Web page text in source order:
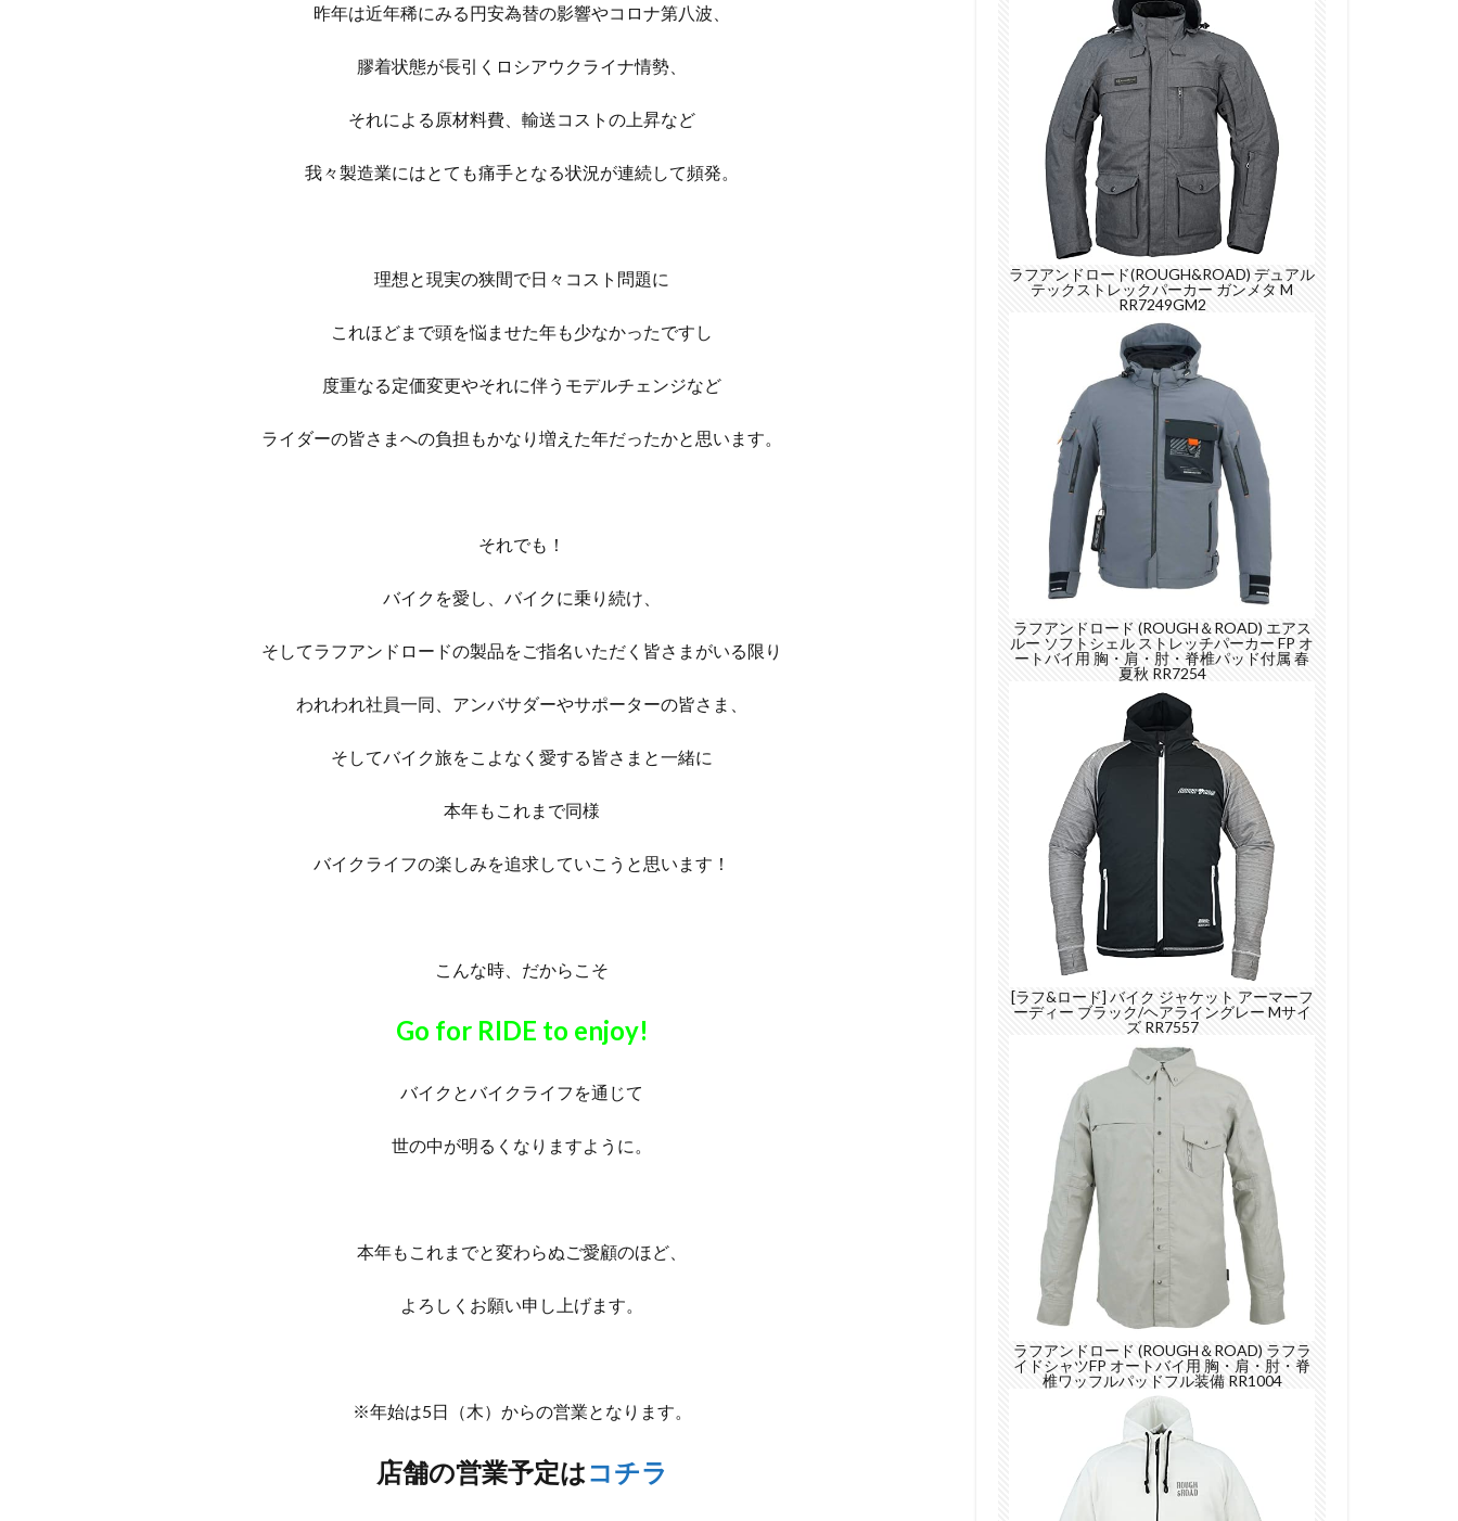
昨年は近年稀にみる円安為替の影響やコロナ第八波、
膠着状態が長引くロシアウクライナ情勢、
それによる原材料費、輸送コストの上昇など
我々製造業にはとても痛手となる状況が連続して頻発。
理想と現実の狭間で日々コスト問題に
これほどまで頭を悩ませた年も少なかったですし
度重なる定価変更やそれに伴うモデルチェンジなど
ライダーの皆さまへの負担もかなり増えた年だったかと思います。
それでも！
バイクを愛し、バイクに乗り続け、
そしてラフアンドロードの製品をご指名いただく皆さまがいる限り
われわれ社員一同、アンバサダーやサポーターの皆さま、
そしてバイク旅をこよなく愛する皆さまと一緒に
本年もこれまで同様
バイクライフの楽しみを追求していこうと思います！
こんな時、だからこそ
Go for RIDE to enjoy!
バイクとバイクライフを通じて
世の中が明るくなりますように。
本年もこれまでと変わらぬご愛顧のほど、
よろしくお願い申し上げます。
※年始は5日（木）からの営業となります。
店舗の営業予定はコチラ
ラフアンドロード(ROUGH&ROAD) デュアル
テックストレックパーカー ガンメタ M
RR7249GM2
ラフアンドロード (ROUGH＆ROAD) エアス
ルー ソフトシェル ストレッチパーカー FP オ
ートバイ用 胸・肩・肘・脊椎パッド付属 春
夏秋 RR7254
[ラフ&ロード] バイク ジャケット アーマーフ
ーディー ブラック/ヘアライングレー Mサイ
ズ RR7557
ラフアンドロード (ROUGH＆ROAD) ラフラ
イドシャツFP オートバイ用 胸・肩・肘・脊
椎ワッフルパッドフル装備 RR1004